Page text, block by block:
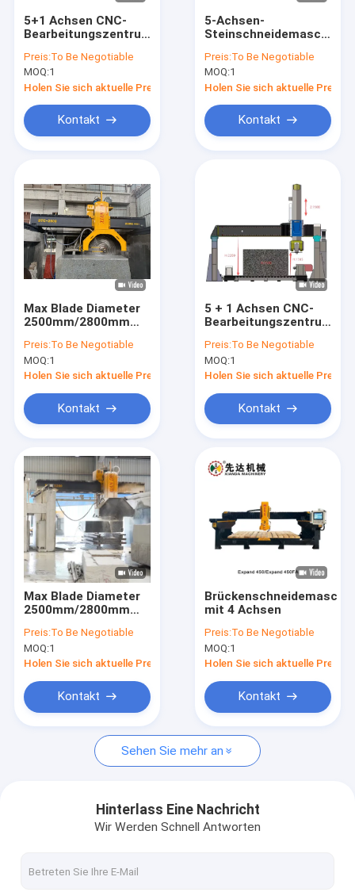
Produkte
VR Show
Über uns
Fabrik-Ausflug
Treten Sie mit uns in Verbindung
Nachrichten
Fordern Sie ein Zitat
schnitzende Steinmaschine cnc
Spalten-Schneidemaschine
5+1 Achsen CNC-
Bearbeitungszentrum
3D-Formen
Preis:To Be Negotiable
MOQ:1
Holen Sie sich aktuelle Preis
Kontakt
5-Achsen-
Steinschneidemaschine
Preis:To Be Negotiable
MOQ:1
Holen Sie sich aktuelle Preis
Kontakt
Max Blade Diameter
2500mm/2800mm
Schneidmaschine für
die Verarbeitung von
großen
Preis:To Be Negotiable
MOQ:1
Holen Sie sich aktuelle Preis
Kontakt
5 + 1 Achsen CNC-
Bearbeitungszentrum
3D-Skulptur, Tub
Preis:To Be Negotiable
MOQ:1
Holen Sie sich aktuelle Preis
Kontakt
Max Blade Diameter
2500mm/2800mm
Schneidemaschine
für genaue und
Steinbearbeitung
Preis:To Be Negotiable
MOQ:1
Holen Sie sich aktuelle Preis
Kontakt
mit 4 Achsen
Preis:To Be Negotiable
MOQ:1
Holen Sie sich aktuelle Preis
Kontakt
Sehen Sie mehr an
Hinterlass Eine Nachricht
Wir Werden Schnell Antworten